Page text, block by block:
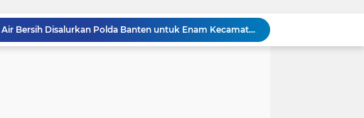
502 Ribu Liter Air Bersih Disalurkan Polda Banten untuk Enam Kecamatan di Kabupaten Serang
Melalui Talkshow RRI Banten, Polda Banten Edukasi Masyarakat tentang Bahaya Karhutla dan Konsekuensi Hukum Pembakaran Lahan